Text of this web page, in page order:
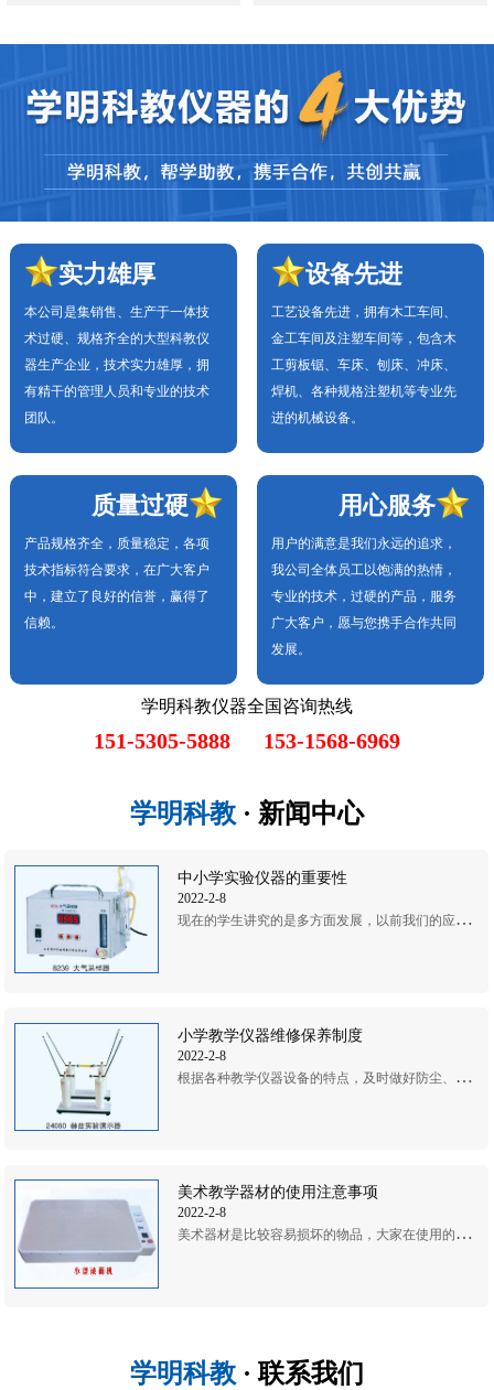
实力雄厚
本公司是集销售、生产于一体技
术过硬、规格齐全的大型科教仪
器生产企业，技术实力雄厚，拥
有精干的管理人员和专业的技术
团队。
设备先进
工艺设备先进，拥有木工车间、
金工车间及注塑车间等，包含木
工剪板锯、车床、刨床、冲床、
焊机、各种规格注塑机等专业先
进的机械设备。
质量过硬
产品规格齐全，质量稳定，各项
技术指标符合要求，在广大客户
中，建立了良好的信誉，赢得了
信赖。
用心服务
用户的满意是我们永远的追求，
我公司全体员工以饱满的热情，
专业的技术，过硬的产品，服务
广大客户，愿与您携手合作共同
发展。
学明科教仪器全国咨询热线
151-5305-5888 153-1568-6969
学明科教 · 新闻中心
中小学实验仪器的重要性
2022-2-8
现
在的学生讲究的是多方面发展，以前我们的应试教育都是为了对付考试，老师都要求学生都是死记硬...
小学教学仪器维修保养制度
2022-2-8
根
据各种教学仪器设备的特点，及时做好防尘、防潮、防锈、防霉、防蛀、防冻、防爆、防光、防毒、...
美术教学器材的使用注意事项
2022-2-8
美
术器材是比较容易损坏的物品，大家在使用的时候尽量要小心，美术是一个陶冶心灵的事情，不要因...
学明科教 · 联系我们